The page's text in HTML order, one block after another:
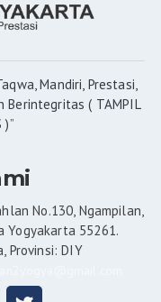
Mandiri, Prestasi,
Berintegritas ( TAMPIL
)”
No.130, Ngampilan,
Yogyakarta 55261.
Provinsi: DIY